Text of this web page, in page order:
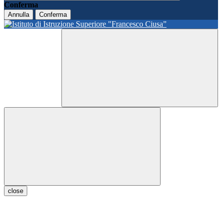
Conferma
Annulla Conferma
close